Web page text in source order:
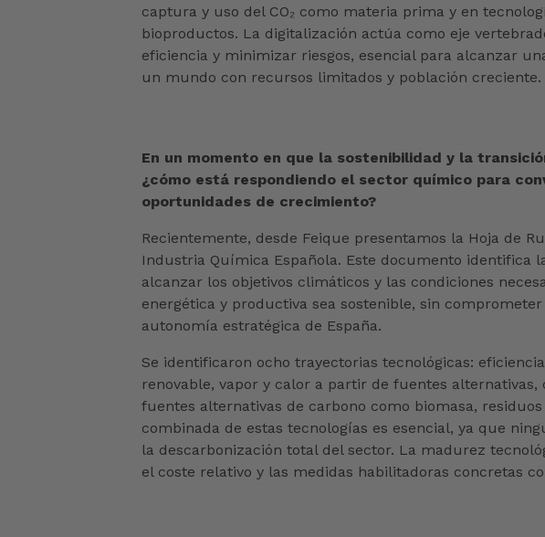
captura y uso del CO₂ como materia prima y en
bioproductos. La digitalización actúa como eje
eficiencia y minimizar riesgos, esencial para alcanzar
un mundo con recursos limitados y población creciente.
En un momento en que la sostenibilidad y la
¿cómo está respondiendo el sector químico para
oportunidades de crecimiento?
Recientemente, desde Feique presentamos la Hoja de
Industria Química Española. Este documento identifica
alcanzar los objetivos climáticos y las condiciones
energética y productiva sea sostenible, sin
autonomía estratégica de España.
Se identificaron ocho trayectorias tecnológicas:
renovable, vapor y calor a partir de fuentes alternativas,
fuentes alternativas de carbono como biomasa,
combinada de estas tecnologías es esencial, ya que
la descarbonización total del sector. La madurez
el coste relativo y las medidas habilitadoras concretas